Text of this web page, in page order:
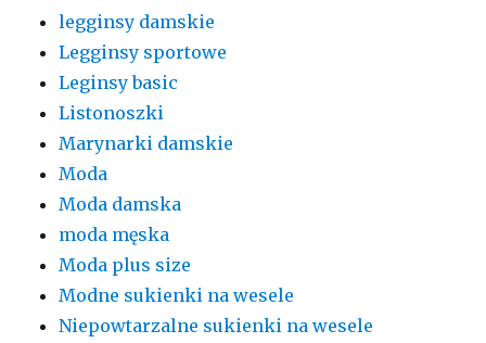
legginsy damskie
Legginsy sportowe
Leginsy basic
Listonoszki
Marynarki damskie
Moda
Moda damska
moda męska
Moda plus size
Modne sukienki na wesele
Niepowtarzalne sukienki na wesele